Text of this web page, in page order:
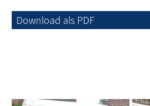
Download als PDF